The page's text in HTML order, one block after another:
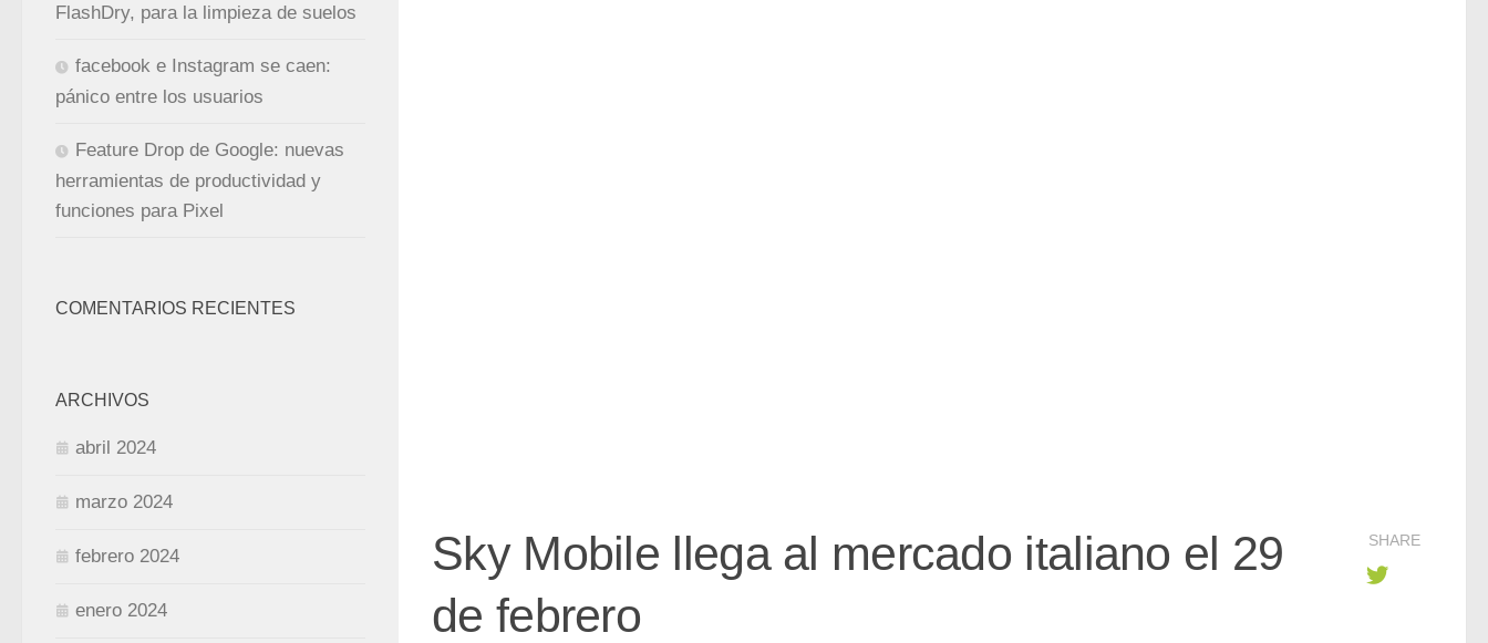
Sky Mobile llega al mercado italiano el 29
de febrero
SHARE
FlashDry, para la limpieza de suelos
facebook e Instagram se caen:
pánico entre los usuarios
Feature Drop de Google: nuevas
herramientas de productividad y
funciones para Pixel
COMENTARIOS RECIENTES
ARCHIVOS
abril 2024
marzo 2024
febrero 2024
enero 2024